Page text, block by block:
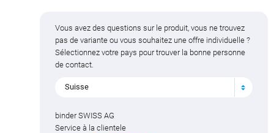
Vous avez des questions sur le produit, vous ne trouvez
pas de variante ou vous souhaitez une offre individuelle ?
Sélectionnez votre pays pour trouver la bonne personne
de contact.
Suisse
binder SWISS AG
Service à la clientele